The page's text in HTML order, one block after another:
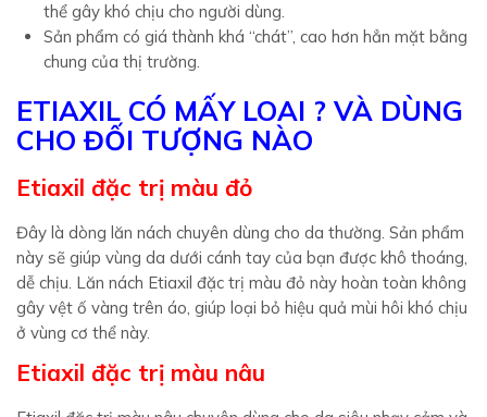
thể gây khó chịu cho người dùng.
Sản phẩm có giá thành khá “chát”, cao hơn hẳn mặt bằng
chung của thị trường.
ETIAXIL CÓ MẤY LOAI ? VÀ DÙNG
CHO ĐỐI TƯỢNG NÀO
Etiaxil đặc trị màu đỏ
Đây là dòng lăn nách chuyên dùng cho da thường. Sản phẩm
này sẽ giúp vùng da dưới cánh tay của bạn được khô thoáng,
dễ chịu. Lăn nách Etiaxil đặc trị màu đỏ này hoàn toàn không
gây vệt ố vàng trên áo, giúp loại bỏ hiệu quả mùi hôi khó chịu
ở vùng cơ thể này.
Etiaxil đặc trị màu nâu